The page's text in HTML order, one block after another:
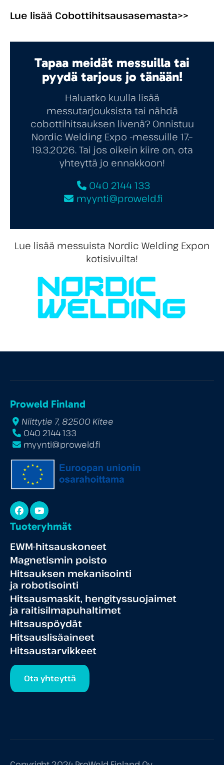
Lue lisää Cobottihitsausasemasta>>
Tapaa meidät messuilla tai
pyydä tarjous jo tänään!
Haluatko kuulla lisää
messutarjouksista tai nähdä
cobottihitsauksen livenä? Onnistuu
Nordic Welding Expo -messuille 17.–
19.3.2026. Tai jos oikein kiire on, ota
yhteyttä jo ennakkoon!
040 2144 133
myynti@proweld.fi
Lue lisää messuista Nordic Welding Expon
kotisivuilta!
Proweld Finland
Niittytie 7, 82500 Kitee
040 2144 133
myynti@proweld.fi
Facebook
YouTube
Tuoteryhmät
EWM-hitsauskoneet
Magnetismin poisto
Hitsauksen mekanisointi
ja robotisointi
Hitsausmaskit, hengityssuojaimet
ja raitisilmapuhaltimet
Hitsauspöydät
Hitsauslisäaineet
Hitsaustarvikkeet
Ota yhteyttä